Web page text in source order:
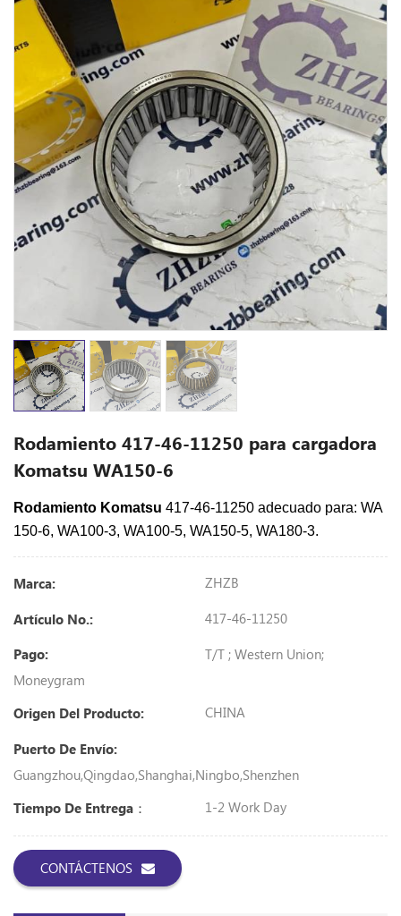
Rodamiento 417-46-11250 para cargadora
Komatsu WA150-6
Rodamiento Komatsu 417-46-11250 adecuado para: WA
150-6, WA100-3, WA100-5, WA150-5, WA180-3.
Marca: ZHZB
Artículo No.: 417-46-11250
Pago:
T/T ; Western Union;
Moneygram
Origen Del Producto:
CHINA
Puerto De Envío:
Guangzhou,Qingdao,Shanghai,Ningbo,Shenzhen
Tiempo De Entrega：
1-2 Work Day
CONTÁCTENOS